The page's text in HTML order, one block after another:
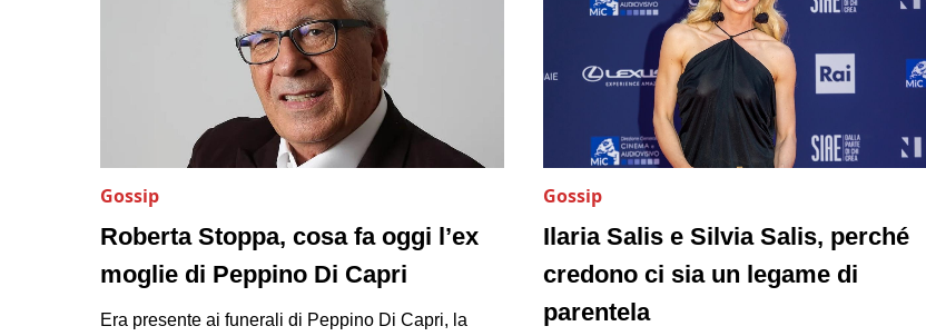
Gossip
Roberta Stoppa, cosa fa oggi l’ex
moglie di Peppino Di Capri
Era presente ai funerali di Peppino Di Capri, la
Gossip
Ilaria Salis e Silvia Salis, perché
credono ci sia un legame di
parentela